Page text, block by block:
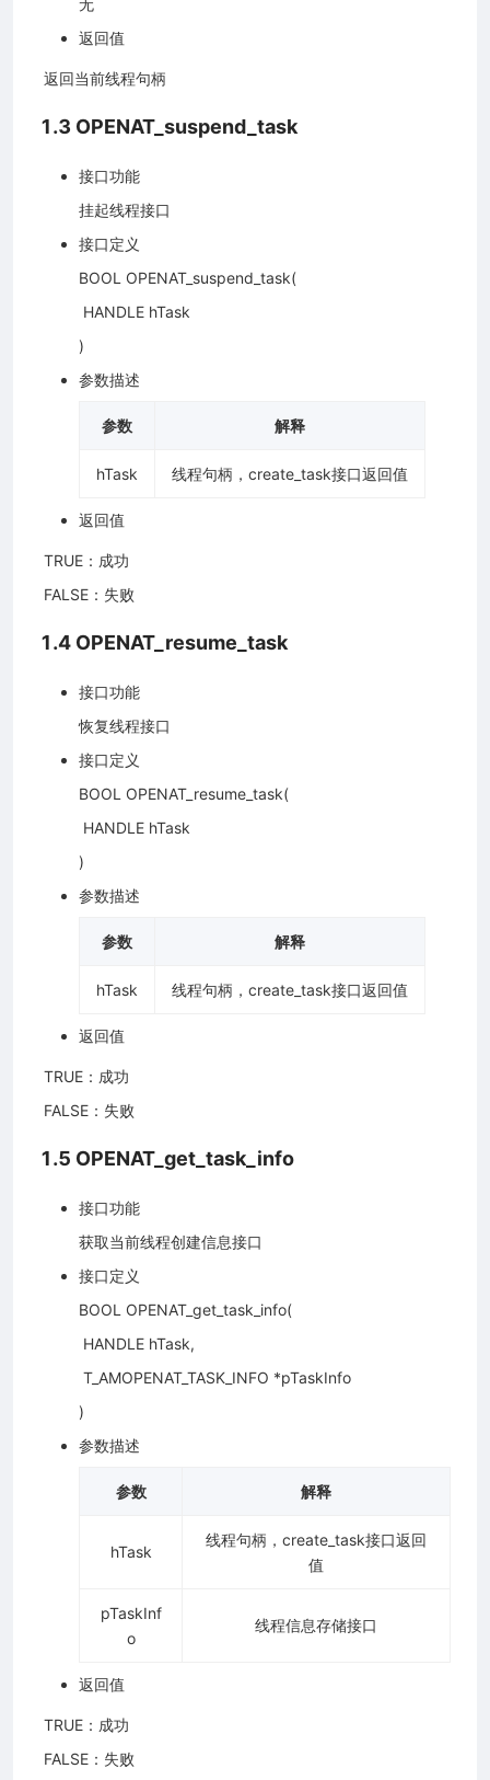
返回值
​ 返回当前线程句柄
1.3 OPENAT_suspend_task
接口功能
挂起线程接口
接口定义
BOOL OPENAT_suspend_task(
​ HANDLE hTask
)
参数描述
参数 解释
hTask 线程句柄，create_task接口返回值
返回值
​ TRUE：成功
​ FALSE：失败
1.4 OPENAT_resume_task
接口功能
恢复线程接口
接口定义
BOOL OPENAT_resume_task(
​ HANDLE hTask
)
参数描述
参数 解释
hTask 线程句柄，create_task接口返回值
返回值
​ TRUE：成功
​ FALSE：失败
1.5 OPENAT_get_task_info
接口功能
获取当前线程创建信息接口
接口定义
BOOL OPENAT_get_task_info(
​ HANDLE hTask,
​ T_AMOPENAT_TASK_INFO *pTaskInfo
)
参数描述
参数 解释
hTask
线程句柄，create_task接口返回
值
pTaskInf
o
线程信息存储接口
返回值
​ TRUE：成功
​ FALSE：失败